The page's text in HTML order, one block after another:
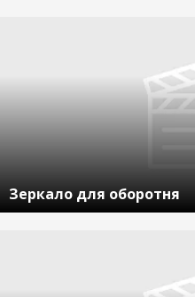
Зеркало для оборотня